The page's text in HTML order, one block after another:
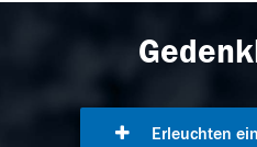
Erleuchten